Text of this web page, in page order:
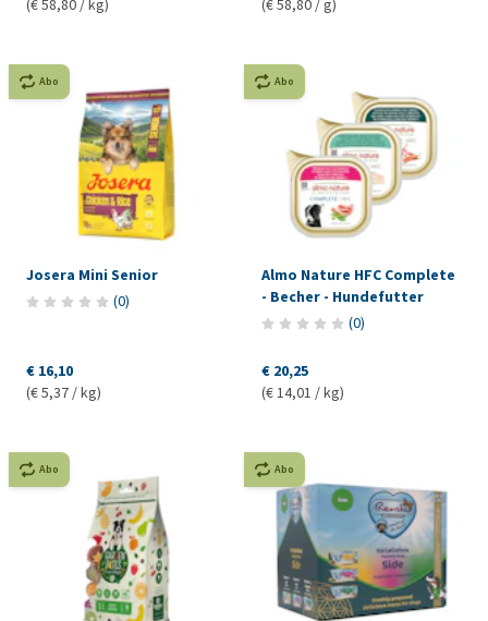
(€ 58,80 / kg) (€ 58,80 / g)
Abo
Josera Mini Senior
(0)
€ 16,10
(€ 5,37 / kg)
Abo
Almo Nature HFC Complete
- Becher - Hundefutter
(0)
€ 20,25
(€ 14,01 / kg)
Abo Abo